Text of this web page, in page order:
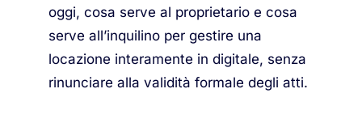
oggi, cosa serve al proprietario e cosa
serve all’inquilino per gestire una
locazione interamente in digitale, senza
rinunciare alla validità formale degli atti.